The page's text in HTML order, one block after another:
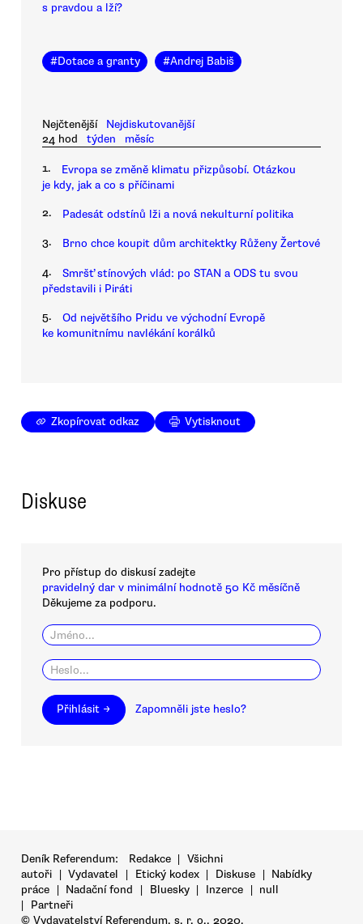
s pravdou a lží?
#Dotace a granty #Andrej Babiš
Nejčtenější
Nejdiskutovanější
24 hod
týden měsíc
1.
Evropa se změně klimatu přizpůsobí. Otázkou
je kdy, jak a co s příčinami
2. Padesát odstínů lži a nová nekulturní politika
3. Brno chce koupit dům architektky Růženy Žertové
4.
Smršť stínových vlád: po STAN a ODS tu svou
představili i Piráti
5.
Od největšího Pridu ve východní Evropě
ke komunitnímu navlékání korálků
Zkopírovat odkaz Vytisknout
Diskuse
Pro přístup do diskusí zadejte
pravidelný dar v minimální hodnotě 50 Kč měsíčně
Děkujeme za podporu.
Přihlásit → Zapomněli jste heslo?
Deník Referendum: Redakce | Všichni
autoři | Vydavatel | Etický kodex | Diskuse | Nabídky
práce | Nadační fond | Bluesky | Inzerce | null
|
Partneři
© Vydavatelství Referendum, s. r. o., 2020.